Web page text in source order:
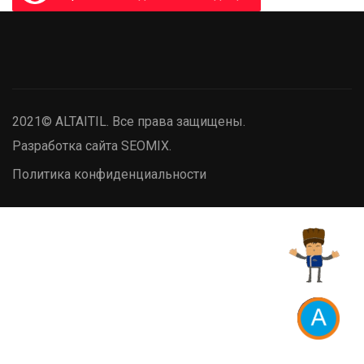
2021© ALTAITIL. Все права защищены.
Разработка сайта SEOMIX.
Политика конфиденциальности